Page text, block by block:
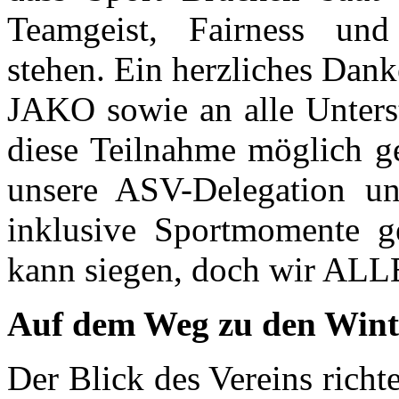
Teamgeist, Fairness
stehen. Ein herzliches
JAKO sowie an alle
diese Teilnahme möglich
unsere ASV-Delegation
inklusive Sportmomente
kann siegen, doch wir
Auf dem Weg zu den
Der Blick des Vereins